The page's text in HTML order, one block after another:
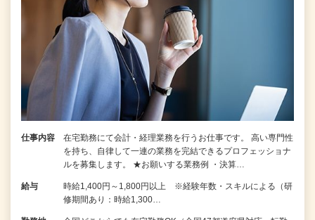
仕事内容
在宅勤務にて会計・経理業務を行うお仕事です。 高い専門性
を持ち、自律して一連の業務を完結できるプロフェッショナ
ルを募集します。 ★お願いする業務例 ・決算…
給与
時給1,400円～1,800円以上 ※経験年数・スキルによる（研
修期間あり：時給1,300…